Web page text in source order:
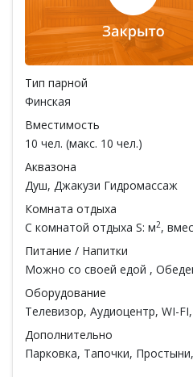
Тип парной
Финская
Вместимость
10 чел. (макс. 10 чел.)
Аквазона
Душ, Джакузи Гидромассаж
Комната отдыха
С комнатой отдыха S: м2,
Питание / Напитки
Можно со своей едой ,
Оборудование
Телевизор, Аудиоцентр, WI-
Дополнительно
Парковка, Тапочки,